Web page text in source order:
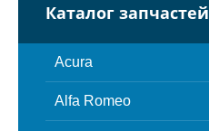
Каталог запчастей
Acura
Alfa Romeo